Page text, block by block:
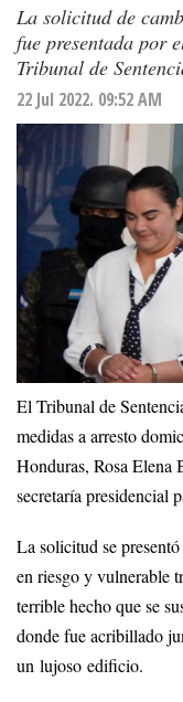
La solicitud de
fue presentada por
Tribunal de
22 Jul 2022. 09:52 AM
El Tribunal de
medidas a arresto
Honduras, Rosa Elena
secretaría presidencial
La solicitud se
en riesgo y vulnerable
terrible hecho que se
donde fue acribillado
un lujoso edificio.